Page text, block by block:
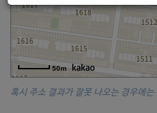
50m
혹시 주소 결과가 잘못 나오는 경우에